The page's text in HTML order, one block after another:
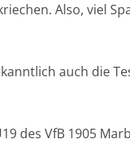
Also, viel
auch die
des VfB 1905